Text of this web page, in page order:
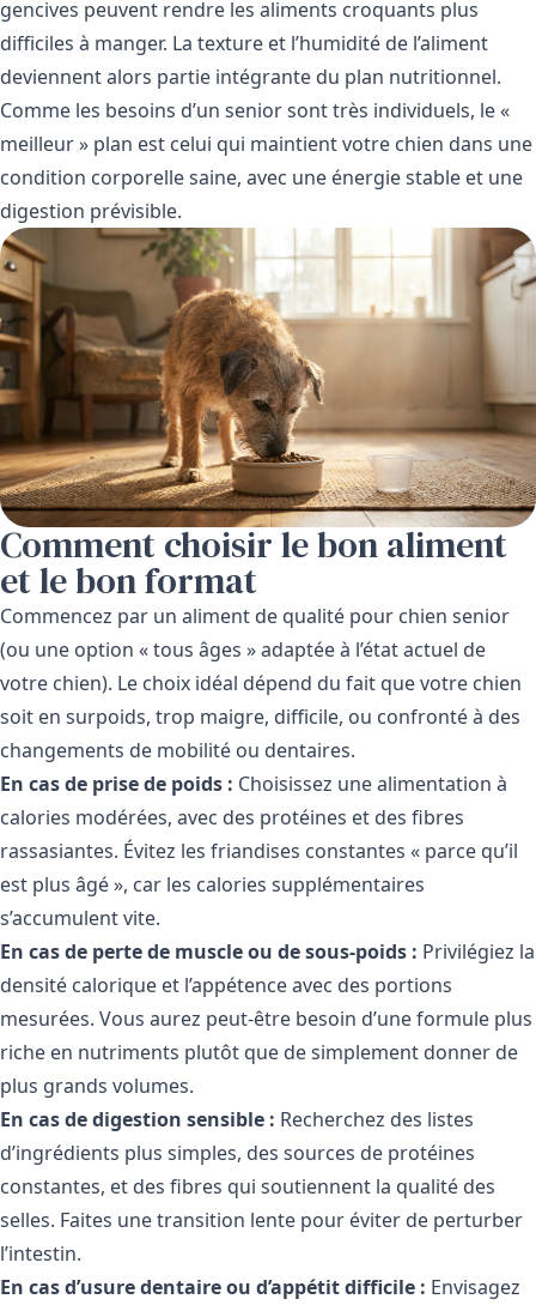
gencives peuvent rendre les aliments croquants plus
difficiles à manger. La texture et l’humidité de l’aliment
deviennent alors partie intégrante du plan nutritionnel.
Comme les besoins d’un senior sont très individuels, le «
meilleur » plan est celui qui maintient votre chien dans une
condition corporelle saine, avec une énergie stable et une
digestion prévisible.
Comment choisir le bon aliment
et le bon format
Commencez par un aliment de qualité pour chien senior
(ou une option « tous âges » adaptée à l’état actuel de
votre chien). Le choix idéal dépend du fait que votre chien
soit en surpoids, trop maigre, difficile, ou confronté à des
changements de mobilité ou dentaires.
En cas de prise de poids : Choisissez une alimentation à
calories modérées, avec des protéines et des fibres
rassasiantes. Évitez les friandises constantes « parce qu’il
est plus âgé », car les calories supplémentaires
s’accumulent vite.
En cas de perte de muscle ou de sous-poids : Privilégiez la
densité calorique et l’appétence avec des portions
mesurées. Vous aurez peut-être besoin d’une formule plus
riche en nutriments plutôt que de simplement donner de
plus grands volumes.
En cas de digestion sensible : Recherchez des listes
d’ingrédients plus simples, des sources de protéines
constantes, et des fibres qui soutiennent la qualité des
selles. Faites une transition lente pour éviter de perturber
l’intestin.
En cas d’usure dentaire ou d’appétit difficile : Envisagez